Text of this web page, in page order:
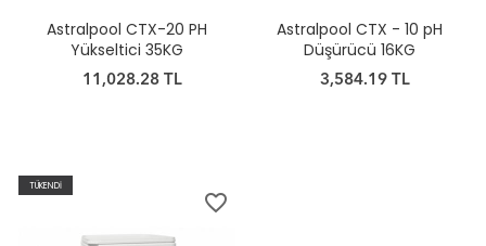
Astralpool CTX-20 PH
Yükseltici 35KG
11,028.28 TL
Astralpool CTX - 10 pH
Düşürücü 16KG
3,584.19 TL
TÜKENDİ
favorite_border